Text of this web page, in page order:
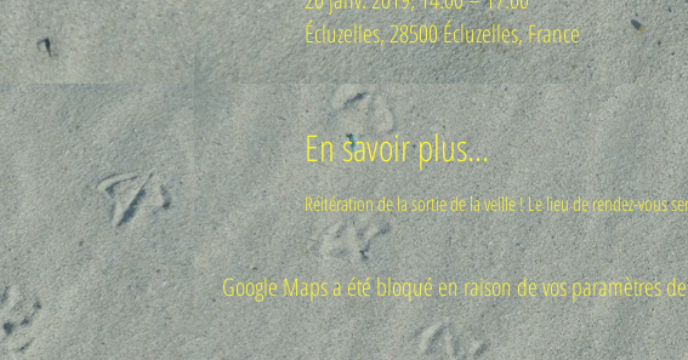
Écluzelles, 28500 Écluzelles, France
En savoir plus...
Réitération de la sortie de la veille ! Le lieu de rendez-vous
Google Maps a été bloqué en raison de vos paramètres